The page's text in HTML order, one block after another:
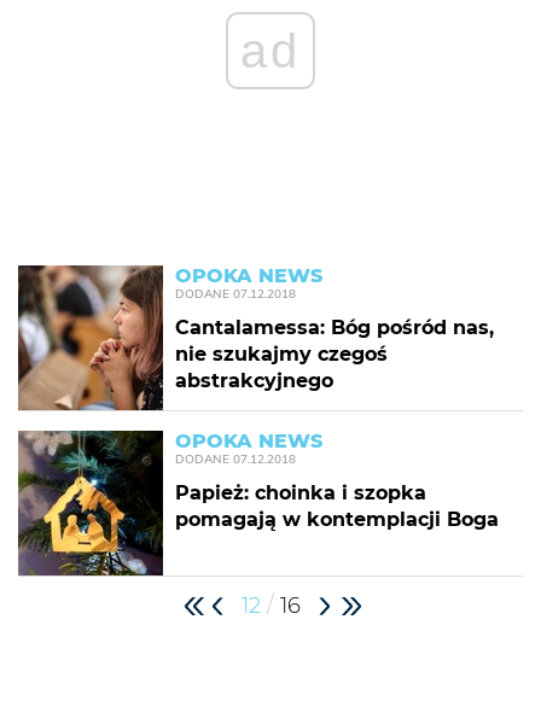
ad
OPOKA NEWS
DODANE 07.12.2018
Cantalamessa: Bóg pośród nas,
nie szukajmy czegoś
abstrakcyjnego
OPOKA NEWS
DODANE 07.12.2018
Papież: choinka i szopka
pomagają w kontemplacji Boga
12 / 16